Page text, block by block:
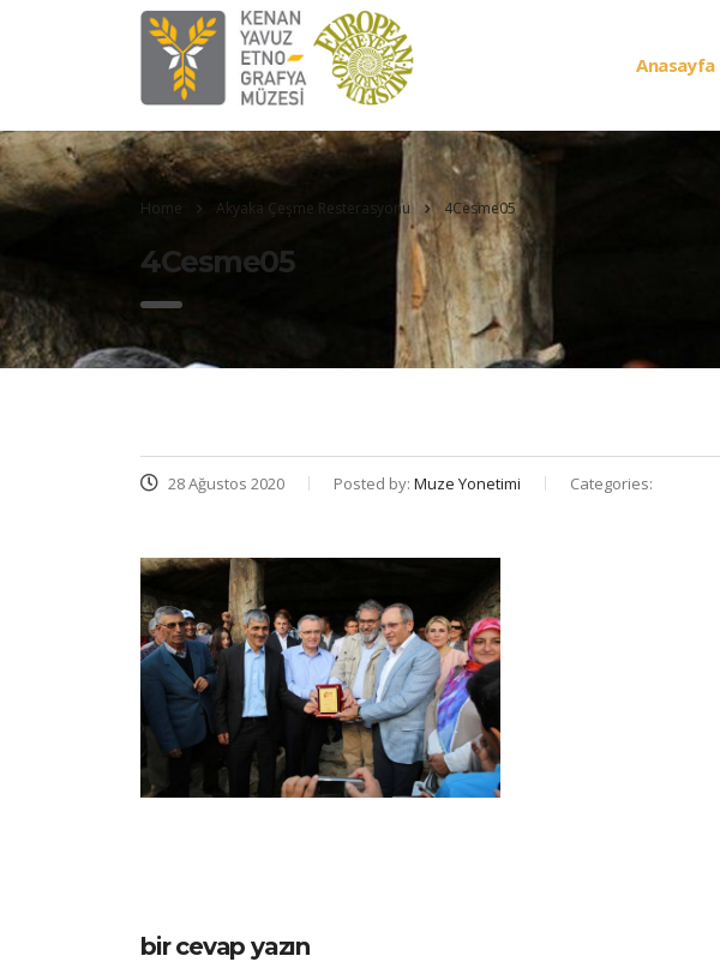
Anasayfa
Home Akyaka Çeşme Resterasyonu 4Cesme05
4Cesme05
28 Ağustos 2020 Posted by: Muze Yonetimi Categories:
bir cevap yazın